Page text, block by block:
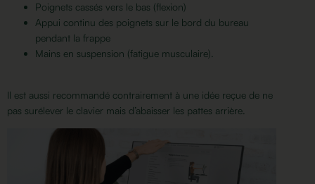
Poignets cassés vers le bas (flexion)
Appui continu des poignets sur le bord du bureau
pendant la frappe
Mains en suspension (fatigue musculaire).
Il est aussi recommandé contrairement à une idée reçue de ne
pas surélever le clavier mais d’abaisser les pattes arrière.